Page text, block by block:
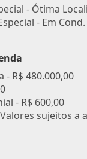
- Ótima
- Em
- R$ 480.000,00
- R$ 600,00
sujeitos a